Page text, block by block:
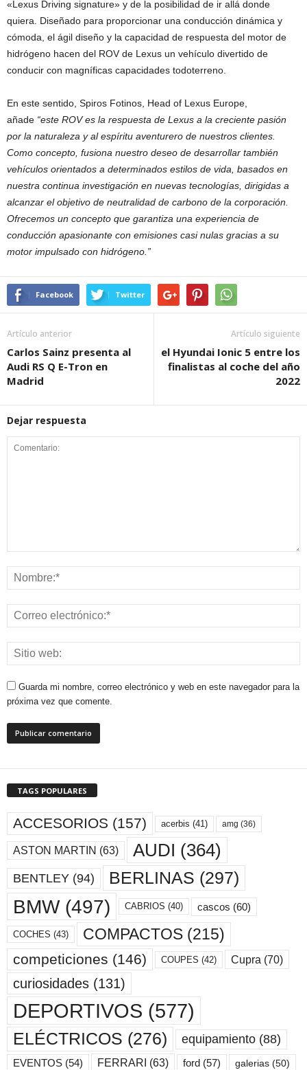
«Lexus Driving signature» y de la posibilidad de ir allá donde
quiera. Diseñado para proporcionar una conducción dinámica y
cómoda, el ágil diseño y la capacidad de respuesta del motor de
hidrógeno hacen del ROV de Lexus un vehículo divertido de
conducir con magníficas capacidades todoterreno.
En este sentido, Spiros Fotinos, Head of Lexus Europe,
añade “este ROV es la respuesta de Lexus a la creciente pasión
por la naturaleza y al espíritu aventurero de nuestros clientes.
Como concepto, fusiona nuestro deseo de desarrollar también
vehículos orientados a determinados estilos de vida, basados en
nuestra continua investigación en nuevas tecnologías, dirigidas a
alcanzar el objetivo de neutralidad de carbono de la corporación.
Ofrecemos un concepto que garantiza una experiencia de
conducción apasionante con emisiones casi nulas gracias a su
motor impulsado con hidrógeno.”
Facebook Twitter
Artículo anterior
Carlos Sainz presenta al
Audi RS Q E-Tron en
Madrid
Artículo siguiente
el Hyundai Ionic 5 entre los
finalistas al coche del año
2022
Dejar respuesta
Guarda mi nombre, correo electrónico y web en este navegador para la
próxima vez que comente.
TAGS POPULARES
ACCESORIOS (157) acerbis (41) amg (36)
ASTON MARTIN (63) AUDI (364)
BENTLEY (94) BERLINAS (297)
BMW(497) CABRIOS (40) cascos (60)
COCHES (43) COMPACTOS (215)
competiciones (146) COUPES (42) Cupra (70)
curiosidades (131)
DEPORTIVOS (577)
ELÉCTRICOS (276) equipamiento (88)
EVENTOS (54) FERRARI (63) ford (57) galerias (50)